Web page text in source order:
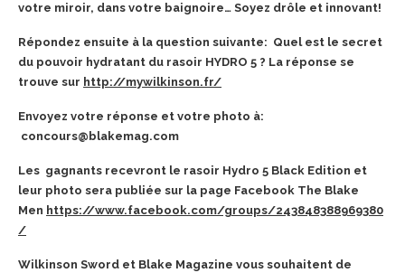
votre miroir, dans votre baignoire… Soyez drôle et innovant!
Répondez ensuite à la question suivante: Quel est le secret
du pouvoir hydratant du rasoir HYDRO 5 ? La réponse se
trouve sur http://mywilkinson.fr/
Envoyez votre réponse et votre photo à:
concours@blakemag.com
Les gagnants recevront le rasoir Hydro 5 Black Edition et
leur photo sera publiée sur la page Facebook The Blake
Men https://www.facebook.com/groups/243848388969380
/
Wilkinson Sword et Blake Magazine vous souhaitent de